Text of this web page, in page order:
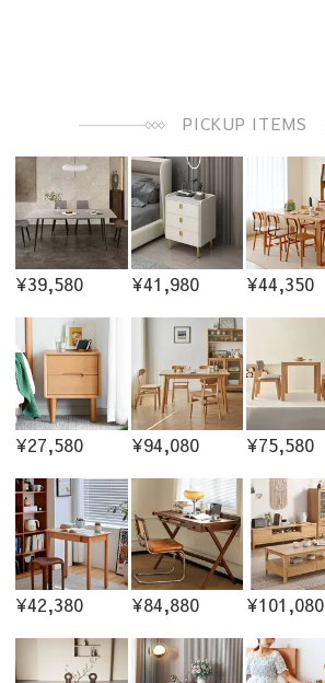
PICKUP ITEMS
¥39,580 ¥41,980 ¥44,350
¥27,580 ¥94,080 ¥75,580
¥42,380 ¥84,880 ¥101,080